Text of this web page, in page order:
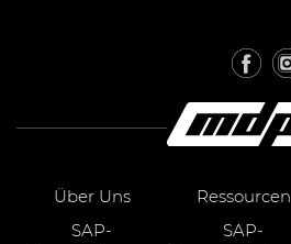
Über Uns Ressourcen
SAP-
SAP-